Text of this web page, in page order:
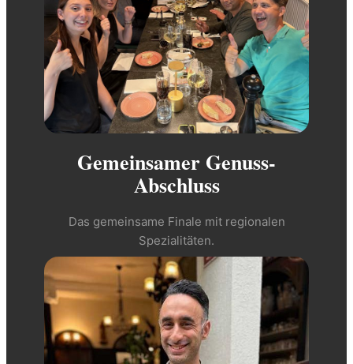
Gemeinsamer Genuss-
Abschluss
Das gemeinsame Finale mit regionalen
Spezialitäten.